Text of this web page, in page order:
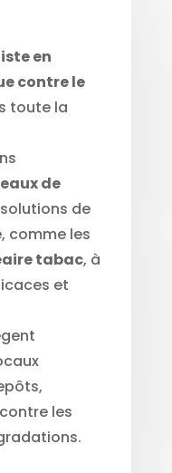
en
contre le
toute la
de
de
comme les
tabac, à
et
les